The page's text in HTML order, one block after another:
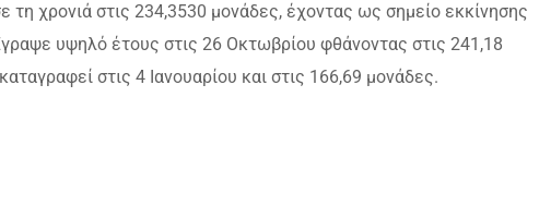
χρονιά στις 234,3530 μονάδες, έχοντας ως σημείο εκκίνησης
υψηλό έτους στις 26 Οκτωβρίου φθάνοντας στις 241,18
στις 4 Ιανουαρίου και στις 166,69 μονάδες.